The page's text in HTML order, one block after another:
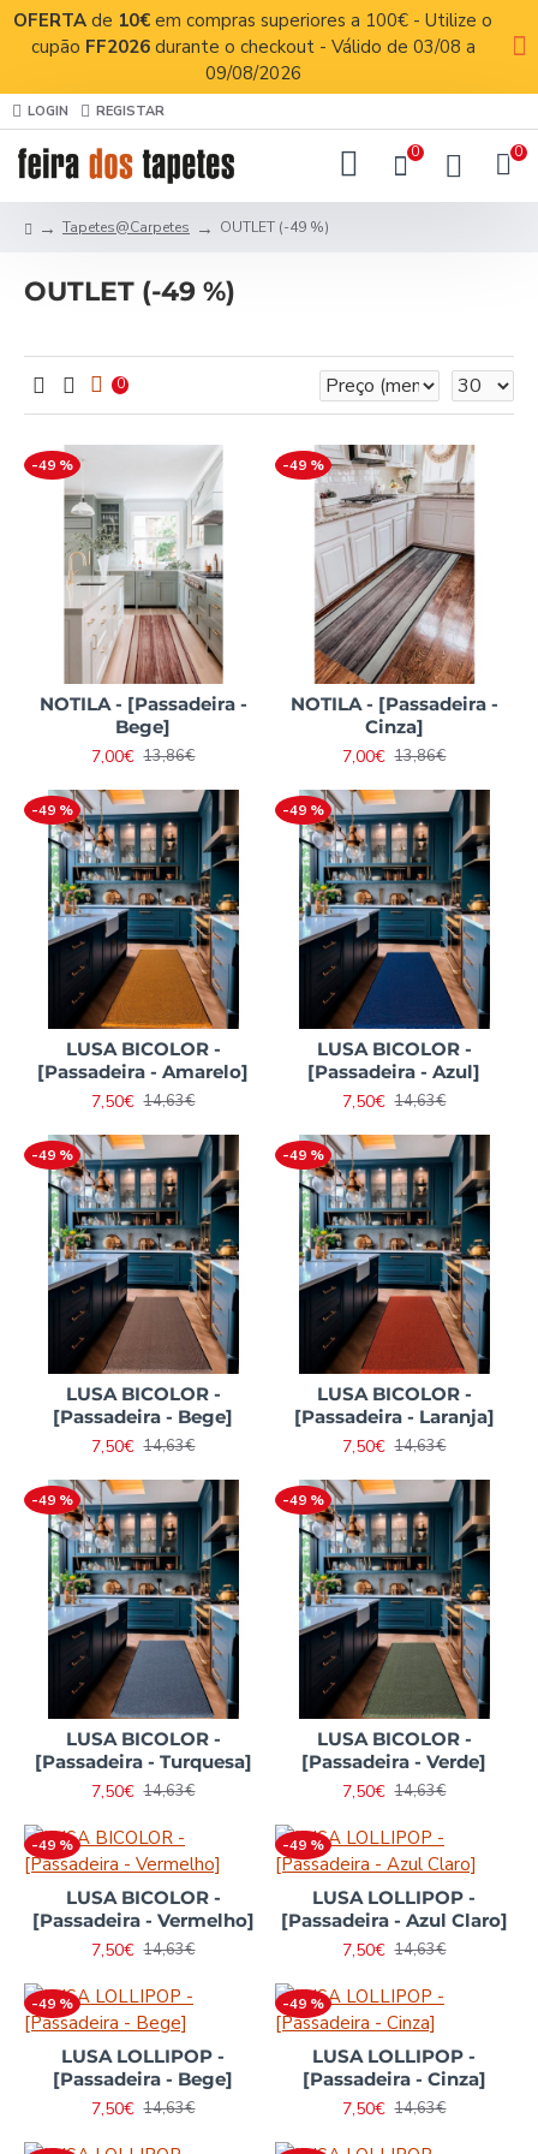
OFERTA de 10€ em compras superiores a 100€ - Utilize o
cupão FF2026 durante o checkout - Válido de 03/08 a
09/08/2026
LOGIN REGISTAR
0 0
Tapetes@Carpetes OUTLET (-49 %)
OUTLET (-49 %)
0
-49 %
NOTILA - [Passadeira -
Bege]
7,00€ 13,86€
-49 %
NOTILA - [Passadeira -
Cinza]
7,00€ 13,86€
-49 %
LUSA BICOLOR -
[Passadeira - Amarelo]
7,50€ 14,63€
-49 %
LUSA BICOLOR -
[Passadeira - Azul]
7,50€ 14,63€
-49 %
LUSA BICOLOR -
[Passadeira - Bege]
7,50€ 14,63€
-49 %
LUSA BICOLOR -
[Passadeira - Laranja]
7,50€ 14,63€
-49 %
LUSA BICOLOR -
[Passadeira - Turquesa]
7,50€ 14,63€
-49 %
LUSA BICOLOR -
[Passadeira - Verde]
7,50€ 14,63€
-49 %
LUSA BICOLOR -
[Passadeira - Vermelho]
7,50€ 14,63€
-49 %
LUSA LOLLIPOP -
[Passadeira - Azul Claro]
7,50€ 14,63€
-49 %
LUSA LOLLIPOP -
[Passadeira - Bege]
7,50€ 14,63€
-49 %
LUSA LOLLIPOP -
[Passadeira - Cinza]
7,50€ 14,63€